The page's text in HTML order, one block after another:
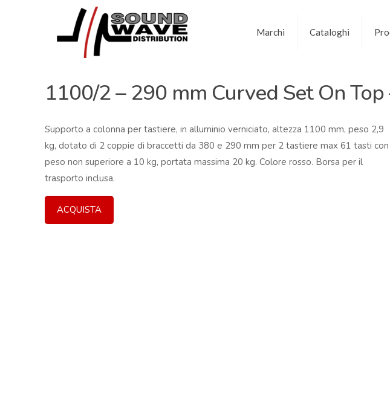
Marchi Cataloghi
1100/2 – 290 mm Curved Set On Top
Supporto a colonna per tastiere, in alluminio verniciato, altezza 1100 mm, peso 2,9
kg, dotato di 2 coppie di braccetti da 380 e 290 mm per 2 tastiere max 61 tasti con
peso non superiore a 10 kg, portata massima 20 kg. Colore rosso. Borsa per il
trasporto inclusa.
ACQUISTA